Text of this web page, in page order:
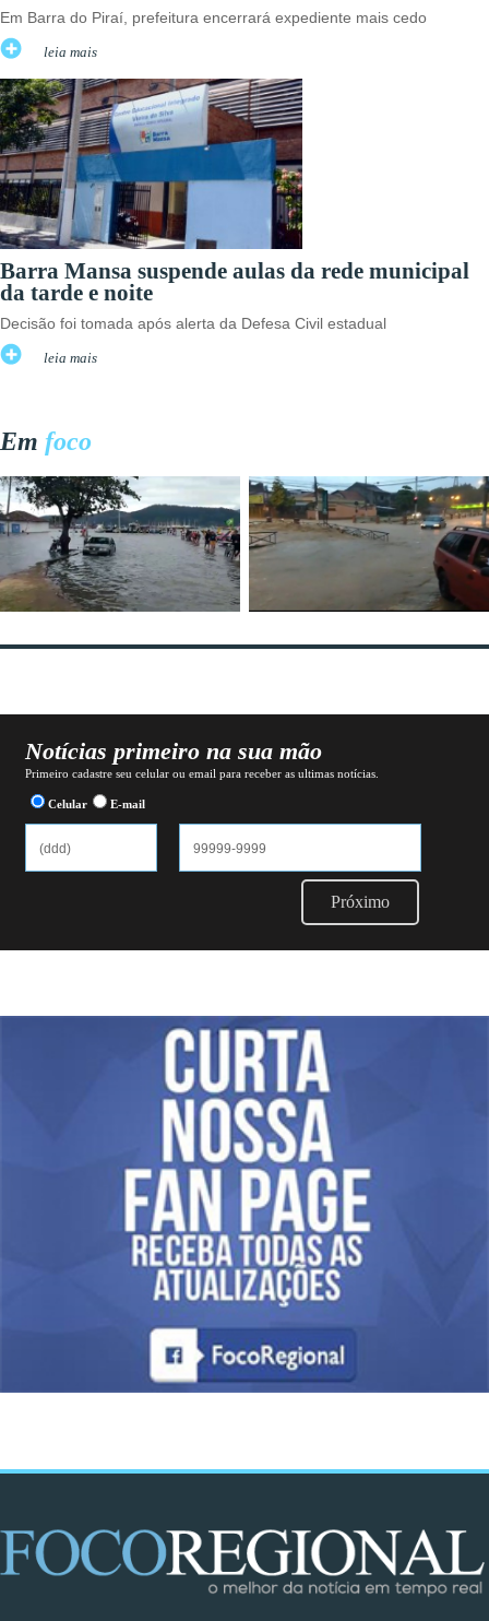
Em Barra do Piraí, prefeitura encerrará expediente mais cedo
leia mais
Barra Mansa suspende aulas da rede municipal
da tarde e noite
Decisão foi tomada após alerta da Defesa Civil estadual
leia mais
Em foco
Notícias primeiro na sua mão
Primeiro cadastre seu celular ou email para receber as ultimas notícias.
Celular E-mail
Próximo